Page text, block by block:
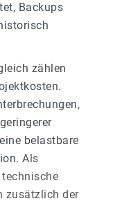
Backups
zählen
belastbare
Als
zusätzlich der